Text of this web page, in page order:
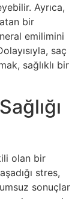
Ayrıca,
bir
emilimini
saç
sağlıklı bir
olan bir
stres,
sonuçlar